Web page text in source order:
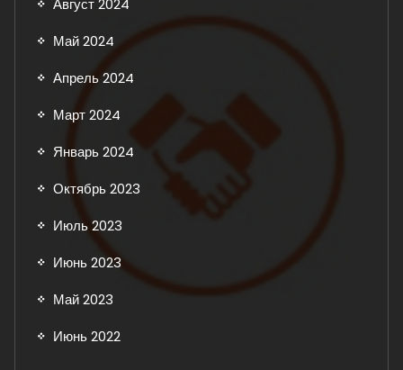
Август 2024
Май 2024
Апрель 2024
Март 2024
Январь 2024
Октябрь 2023
Июль 2023
Июнь 2023
Май 2023
Июнь 2022